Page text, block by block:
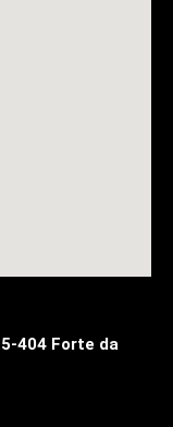
404 Forte da